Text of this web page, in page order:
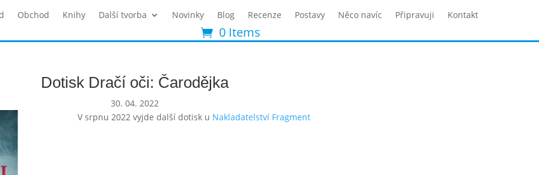
Obchod Knihy Další tvorba Novinky Blog Recenze Postavy Něco navíc Připravuji Kontakt
0 Items
Dotisk Dračí oči: Čarodějka
30. 04. 2022
V srpnu 2022 vyjde další dotisk u Nakladatelství Fragment